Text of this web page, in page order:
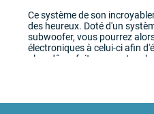
Ce système de son
des heureux. Doté d'un
subwoofer, vous pourrez
électroniques à celui-ci afin
plus, dû au fait que ses